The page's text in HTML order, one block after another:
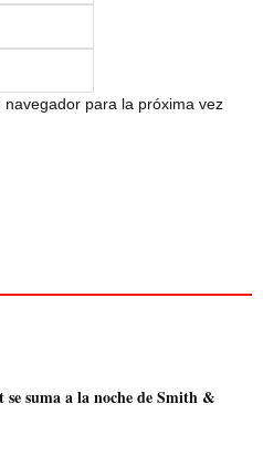
para la próxima vez
suma a la noche de Smith &